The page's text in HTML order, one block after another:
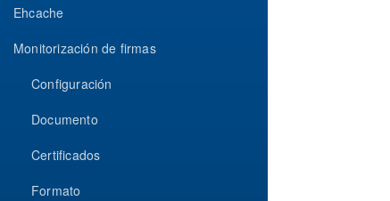
Ehcache
Monitorización de firmas
Configuración
Documento
Certificados
Formato